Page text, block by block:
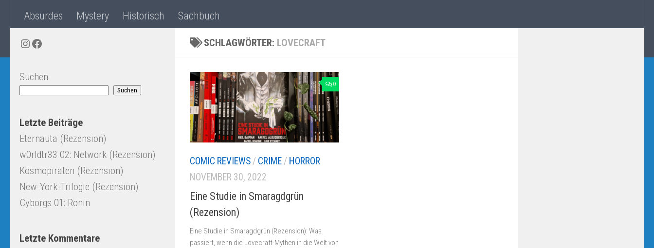
Absurdes
Mystery Historisch Sachbuch
SCHLAGWÖRTER: LOVECRAFT
0
COMIC REVIEWS / CRIME / HORROR
NOVEMBER 30, 2022
Eine Studie in Smaragdgrün
(Rezension)
Eine Studie in Smaragdgrün (Rezension): Was
passiert, wenn die Lovecraft-Mythen in die Welt von
Instagram
Facebook
Suchen
Suchen
Letzte Beiträge
Eternauta (Rezension)
w0rldtr33 02: Network (Rezension)
Kosmopiraten (Rezension)
New-York-Trilogie (Rezension)
Cyborgs 01: Ronin
Letzte Kommentare